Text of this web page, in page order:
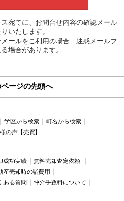
宛てに、お問合せ内容の確認メール
いたします。
ールをご利用の場合、迷惑メールフ
場合があります。
ページの先頭へ
学区から検索
町名から検索
の声【売買】
成功実績
無料売却査定依頼
産売却時の諸費用
ある質問
仲介手数料について